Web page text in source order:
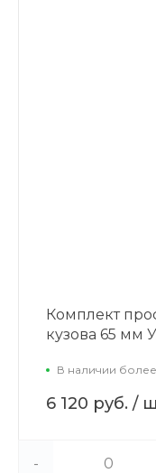
Комплект
кузова 65 мм
В наличии более
6 120 руб. /
-